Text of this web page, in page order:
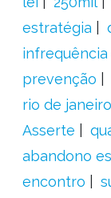
estratégia
prevenção
rio de janeiro
Asserte
abandono
encontro